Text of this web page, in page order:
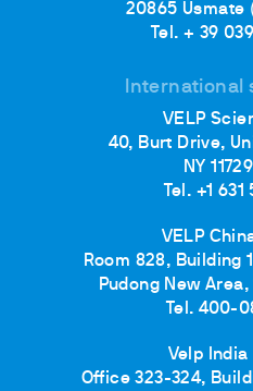
20865 Usmate
Tel. + 39
International
VELP
40, Burt Drive,
NY
Tel. +1
VELP
Room 828, Building
Pudong New
Tel. 400-
Velp India
Office 323-324,